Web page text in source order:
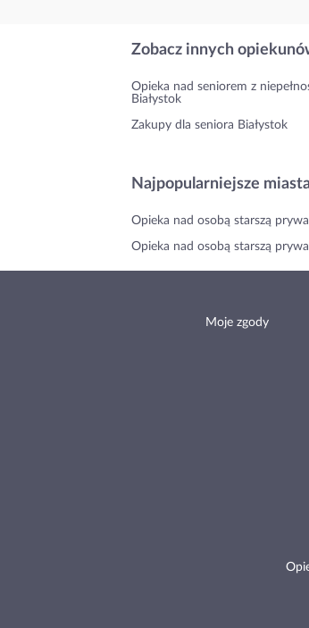
Zobacz innych
Opieka nad seniorem z
Białystok
Zakupy dla seniora Białystok
Najpopularniejsze
Opieka nad osobą starszą
Opieka nad osobą starszą
Moje zgody